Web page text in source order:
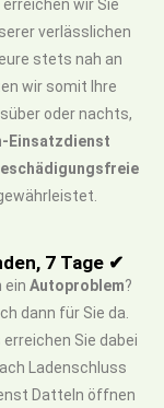
wir Sie
verlässlichen
stets nah an
wir somit Ihre
oder nachts,
Einsatzdienst
7 Tage ✔
ein Autoproblem?
dann für Sie da.
Sie dabei
Ladenschluss
Datteln öffnen